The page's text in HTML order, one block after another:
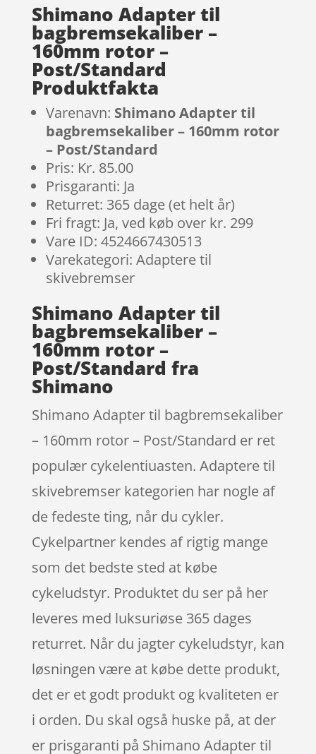
Shimano Adapter til
bagbremsekaliber –
160mm rotor –
Post/Standard
Produktfakta
Varenavn: Shimano Adapter til
bagbremsekaliber – 160mm rotor
– Post/Standard
Pris: Kr. 85.00
Prisgaranti: Ja
Returret: 365 dage (et helt år)
Fri fragt: Ja, ved køb over kr. 299
Vare ID: 4524667430513
Varekategori: Adaptere til
skivebremser
Shimano Adapter til
bagbremsekaliber –
160mm rotor –
Post/Standard fra
Shimano
Shimano Adapter til bagbremsekaliber
– 160mm rotor – Post/Standard er ret
populær cykelentiuasten. Adaptere til
skivebremser kategorien har nogle af
de fedeste ting, når du cykler.
Cykelpartner kendes af rigtig mange
som det bedste sted at købe
cykeludstyr. Produktet du ser på her
leveres med luksuriøse 365 dages
returret. Når du jagter cykeludstyr, kan
løsningen være at købe dette produkt,
det er et godt produkt og kvaliteten er
i orden. Du skal også huske på, at der
er prisgaranti på Shimano Adapter til